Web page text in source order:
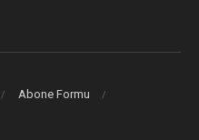
Abone Formu